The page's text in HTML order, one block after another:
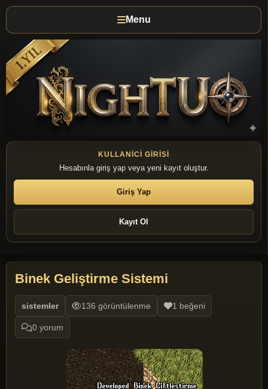
Menu
KULLANICI GIRISI
Hesabınla giriş yap veya yeni kayıt oluştur.
Giriş Yap
Kayıt Ol
Binek Geliştirme Sistemi
sistemler 136 görüntülenme 1 beğeni
0 yorum